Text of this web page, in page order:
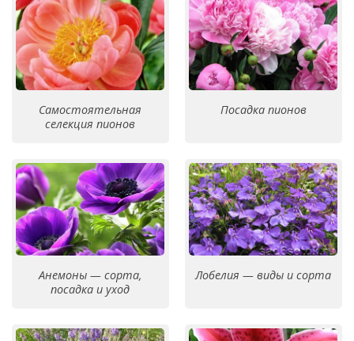
Самостоятельная
селекция пионов
Посадка пионов
Анемоны — сорта,
посадка и уход
Лобелия — виды и сорта